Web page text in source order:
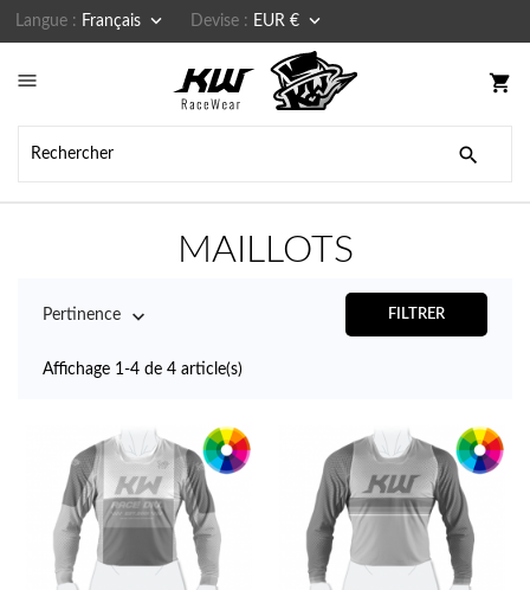
Langue : Français  Devise : EUR € 
 shopping_cart

MAILLOTS
Pertinence  FILTRER
Affichage 1-4 de 4 article(s)